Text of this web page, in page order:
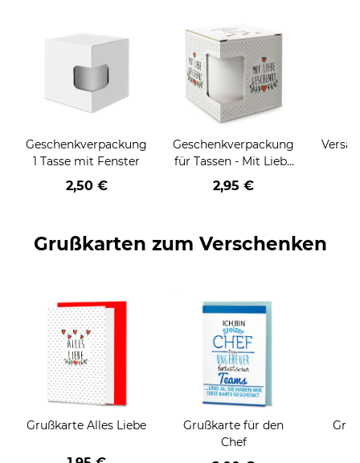
Geschenkverpackung
1 Tasse mit Fenster
2,50 €
Geschenkverpackung
für Tassen - Mit Liebe
geschenkt
2,95 €
Grußkarten zum Verschenken
Grußkarte Alles Liebe
Grußkarte für den
Chef